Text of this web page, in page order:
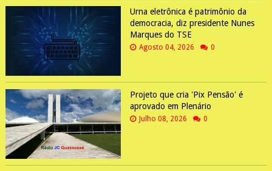
Urna eletrônica é patrimônio da
democracia, diz presidente Nunes
Marques do TSE
Agosto 04, 2026 0
Projeto que cria 'Pix Pensão' é
aprovado em Plenário
Julho 08, 2026 0